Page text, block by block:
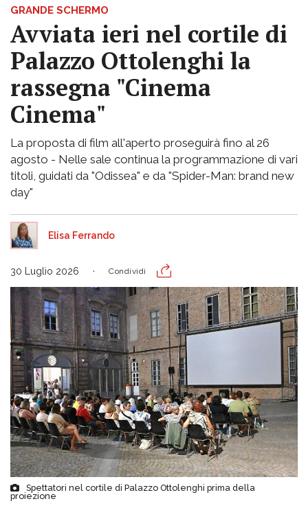
GRANDE SCHERMO
Avviata ieri nel cortile di
Palazzo Ottolenghi la
rassegna "Cinema
Cinema"
La proposta di film all'aperto proseguirà fino al 26
agosto - Nelle sale continua la programmazione di vari
titoli, guidati da "Odissea" e da "Spider-Man: brand new
day"
Elisa Ferrando
30 Luglio 2026 Condividi
Spettatori nel cortile di Palazzo Ottolenghi prima della
proiezione